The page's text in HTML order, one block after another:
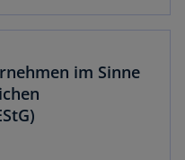
im Sinne